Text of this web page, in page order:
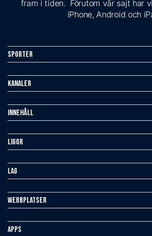
fram i tiden. Förutom vår sajt har
iPhone, Android och
Sporter
Kanaler
Innehåll
Ligor
Lag
Webbplatser
Apps